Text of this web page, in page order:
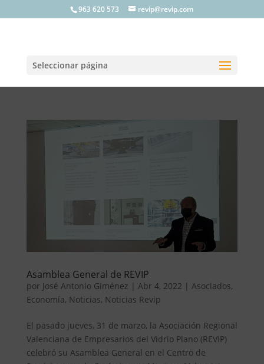
963 620 573 revip@revip.com
Seleccionar página
Asamblea General de REVIP
por José Antonio Giménez | Abr 4, 2022 | Asociados,
Economía, Noticias, Noticias Revip
El pasado jueves, 31 de marzo, la Asociación Regional
Valenciana de Empresarios del Vidrio Plano (REVIP)
celebró su Asamblea General en el Centro de